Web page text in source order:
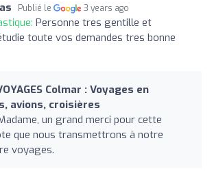
Publié le 3 years ago
Personne tres gentille et
toute vos demandes tres bonne
Colmar : Voyages en
avions, croisières
un grand merci pour cette
que nous transmettrons à notre
voyages.